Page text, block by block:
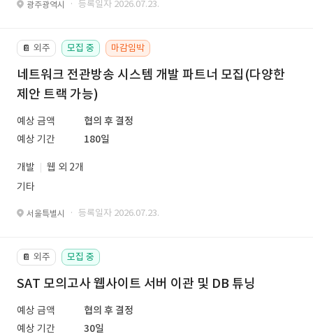
광주광역시 · 등록일자 2026.07.23.
📔 외주 모집 중 마감임박
네트워크 전관방송 시스템 개발 파트너 모집(다양한
제안 트랙 가능)
예상 금액
협의 후 결정
예상 기간
180일
개발
웹 외 2개
기타
서울특별시 · 등록일자 2026.07.23.
📔 외주 모집 중
SAT 모의고사 웹사이트 서버 이관 및 DB 튜닝
예상 금액
협의 후 결정
예상 기간
30일